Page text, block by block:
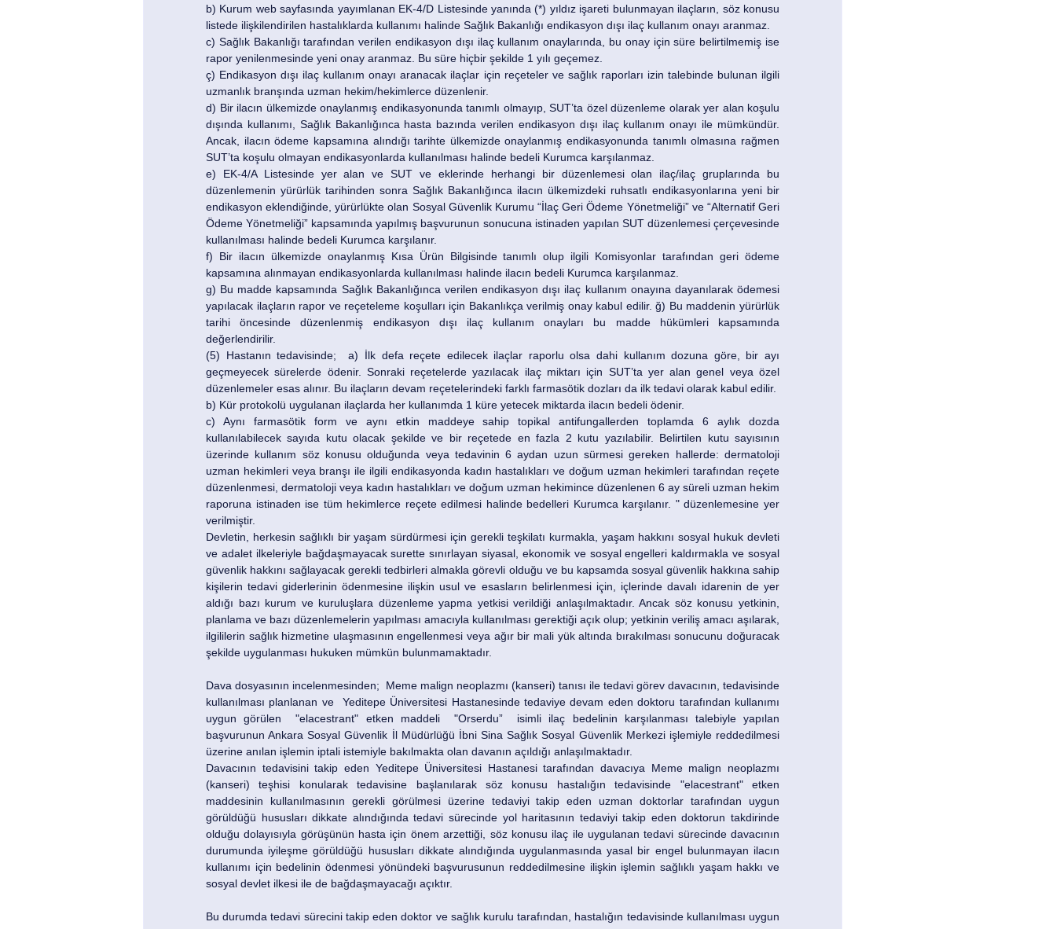
b) Kurum web sayfasında yayımlanan EK-4/D Listesinde yanında (*) yıldız işareti bulunmayan ilaçların, söz konusu
listede ilişkilendirilen hastalıklarda kullanımı halinde Sağlık Bakanlığı endikasyon dışı ilaç kullanım onayı aranmaz.
c) Sağlık Bakanlığı tarafından verilen endikasyon dışı ilaç kullanım onaylarında, bu onay için süre belirtilmemiş ise
rapor yenilenmesinde yeni onay aranmaz. Bu süre hiçbir şekilde 1 yılı geçemez.
ç) Endikasyon dışı ilaç kullanım onayı aranacak ilaçlar için reçeteler ve sağlık raporları izin talebinde bulunan ilgili
uzmanlık branşında uzman hekim/hekimlerce düzenlenir.
d) Bir ilacın ülkemizde onaylanmış endikasyonunda tanımlı olmayıp, SUT’ta özel düzenleme olarak yer alan koşulu
dışında kullanımı, Sağlık Bakanlığınca hasta bazında verilen endikasyon dışı ilaç kullanım onayı ile mümkündür.
Ancak, ilacın ödeme kapsamına alındığı tarihte ülkemizde onaylanmış endikasyonunda tanımlı olmasına rağmen
SUT’ta koşulu olmayan endikasyonlarda kullanılması halinde bedeli Kurumca karşılanmaz.
e) EK-4/A Listesinde yer alan ve SUT ve eklerinde herhangi bir düzenlemesi olan ilaç/ilaç gruplarında bu
düzenlemenin yürürlük tarihinden sonra Sağlık Bakanlığınca ilacın ülkemizdeki ruhsatlı endikasyonlarına yeni bir
endikasyon eklendiğinde, yürürlükte olan Sosyal Güvenlik Kurumu “İlaç Geri Ödeme Yönetmeliği” ve “Alternatif Geri
Ödeme Yönetmeliği” kapsamında yapılmış başvurunun sonucuna istinaden yapılan SUT düzenlemesi çerçevesinde
kullanılması halinde bedeli Kurumca karşılanır.
f) Bir ilacın ülkemizde onaylanmış Kısa Ürün Bilgisinde tanımlı olup ilgili Komisyonlar tarafından geri ödeme
kapsamına alınmayan endikasyonlarda kullanılması halinde ilacın bedeli Kurumca karşılanmaz.
g) Bu madde kapsamında Sağlık Bakanlığınca verilen endikasyon dışı ilaç kullanım onayına dayanılarak ödemesi
yapılacak ilaçların rapor ve reçeteleme koşulları için Bakanlıkça verilmiş onay kabul edilir. ğ) Bu maddenin yürürlük
tarihi öncesinde düzenlenmiş endikasyon dışı ilaç kullanım onayları bu madde hükümleri kapsamında
değerlendirilir.
(5) Hastanın tedavisinde;  a) İlk defa reçete edilecek ilaçlar raporlu olsa dahi kullanım dozuna göre, bir ayı
geçmeyecek sürelerde ödenir. Sonraki reçetelerde yazılacak ilaç miktarı için SUT’ta yer alan genel veya özel
düzenlemeler esas alınır. Bu ilaçların devam reçetelerindeki farklı farmasötik dozları da ilk tedavi olarak kabul edilir.
b) Kür protokolü uygulanan ilaçlarda her kullanımda 1 küre yetecek miktarda ilacın bedeli ödenir.
c) Aynı farmasötik form ve aynı etkin maddeye sahip topikal antifungallerden toplamda 6 aylık dozda
kullanılabilecek sayıda kutu olacak şekilde ve bir reçetede en fazla 2 kutu yazılabilir. Belirtilen kutu sayısının
üzerinde kullanım söz konusu olduğunda veya tedavinin 6 aydan uzun sürmesi gereken hallerde: dermatoloji
uzman hekimleri veya branşı ile ilgili endikasyonda kadın hastalıkları ve doğum uzman hekimleri tarafından reçete
düzenlenmesi, dermatoloji veya kadın hastalıkları ve doğum uzman hekimince düzenlenen 6 ay süreli uzman hekim
raporuna istinaden ise tüm hekimlerce reçete edilmesi halinde bedelleri Kurumca karşılanır. " düzenlemesine yer
verilmiştir.
Devletin, herkesin sağlıklı bir yaşam sürdürmesi için gerekli teşkilatı kurmakla, yaşam hakkını sosyal hukuk devleti
ve adalet ilkeleriyle bağdaşmayacak surette sınırlayan siyasal, ekonomik ve sosyal engelleri kaldırmakla ve sosyal
güvenlik hakkını sağlayacak gerekli tedbirleri almakla görevli olduğu ve bu kapsamda sosyal güvenlik hakkına sahip
kişilerin tedavi giderlerinin ödenmesine ilişkin usul ve esasların belirlenmesi için, içlerinde davalı idarenin de yer
aldığı bazı kurum ve kuruluşlara düzenleme yapma yetkisi verildiği anlaşılmaktadır. Ancak söz konusu yetkinin,
planlama ve bazı düzenlemelerin yapılması amacıyla kullanılması gerektiği açık olup; yetkinin veriliş amacı aşılarak,
ilgililerin sağlık hizmetine ulaşmasının engellenmesi veya ağır bir mali yük altında bırakılması sonucunu doğuracak
şekilde uygulanması hukuken mümkün bulunmamaktadır.
Dava dosyasının incelenmesinden;  Meme malign neoplazmı (kanseri) tanısı ile tedavi görev davacının, tedavisinde
kullanılması planlanan ve  Yeditepe Üniversitesi Hastanesinde tedaviye devam eden doktoru tarafından kullanımı
uygun görülen  "elacestrant" etken maddeli  "Orserdu”  isimli ilaç bedelinin karşılanması talebiyle yapılan
başvurunun Ankara Sosyal Güvenlik İl Müdürlüğü İbni Sina Sağlık Sosyal Güvenlik Merkezi işlemiyle reddedilmesi
üzerine anılan işlemin iptali istemiyle bakılmakta olan davanın açıldığı anlaşılmaktadır.
Davacının tedavisini takip eden Yeditepe Üniversitesi Hastanesi tarafından davacıya Meme malign neoplazmı
(kanseri) teşhisi konularak tedavisine başlanılarak söz konusu hastalığın tedavisinde "elacestrant" etken
maddesinin kullanılmasının gerekli görülmesi üzerine tedaviyi takip eden uzman doktorlar tarafından uygun
görüldüğü hususları dikkate alındığında tedavi sürecinde yol haritasının tedaviyi takip eden doktorun takdirinde
olduğu dolayısıyla görüşünün hasta için önem arzettiği, söz konusu ilaç ile uygulanan tedavi sürecinde davacının
durumunda iyileşme görüldüğü hususları dikkate alındığında uygulanmasında yasal bir engel bulunmayan ilacın
kullanımı için bedelinin ödenmesi yönündeki başvurusunun reddedilmesine ilişkin işlemin sağlıklı yaşam hakkı ve
sosyal devlet ilkesi ile de bağdaşmayacağı açıktır.
Bu durumda tedavi sürecini takip eden doktor ve sağlık kurulu tarafından, hastalığın tedavisinde kullanılması uygun